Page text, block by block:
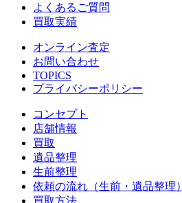
よくあるご質問
買取実績
オンライン査定
お問い合わせ
TOPICS
プライバシーポリシー
コンセプト
店舗情報
買取
遺品整理
生前整理
依頼の流れ（生前・遺品整理）
買取方法